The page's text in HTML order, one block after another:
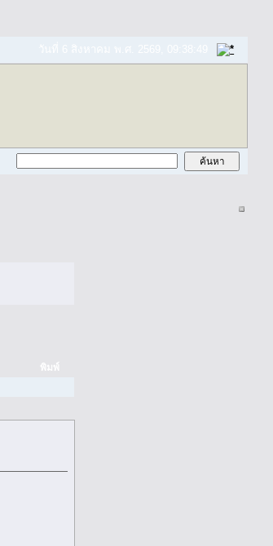
พิมพ์